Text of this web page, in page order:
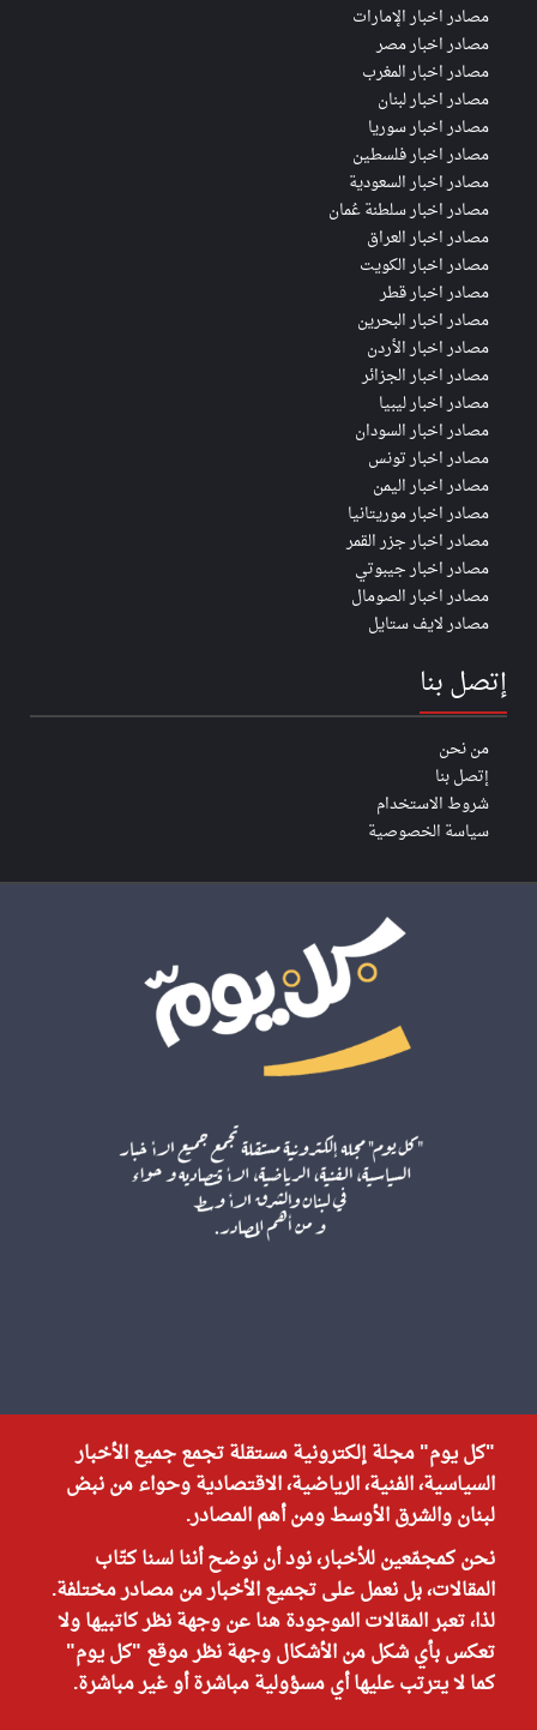
مصادر اخبار الإمارات
مصادر اخبار مصر
مصادر اخبار المغرب
مصادر اخبار لبنان
مصادر اخبار سوريا
مصادر اخبار فلسطين
مصادر اخبار السعودية
مصادر اخبار سلطنة عُمان
مصادر اخبار العراق
مصادر اخبار الكويت
مصادر اخبار قطر
مصادر اخبار البحرين
مصادر اخبار الأردن
مصادر اخبار الجزائر
مصادر اخبار ليبيا
مصادر اخبار السودان
مصادر اخبار تونس
مصادر اخبار اليمن
مصادر اخبار موريتانيا
مصادر اخبار جزر القمر
مصادر اخبار جيبوتي
مصادر اخبار الصومال
مصادر لايف ستايل
إتصل بنا
من نحن
إتصل بنا
شروط الاستخدام
سياسة الخصوصية
"كل يوم" مجلة إلكترونية مستقلة تجمع جميع الأخبار
السياسية، الفنية، الرياضية، الاقتصادية وحواء من نبض
لبنان والشرق الأوسط ومن أهم المصادر.
نحن كمجمّعين للأخبار، نود أن نوضح أننا لسنا كتّاب
المقالات، بل نعمل على تجميع الأخبار من مصادر مختلفة.
لذا، تعبر المقالات الموجودة هنا عن وجهة نظر كاتبيها ولا
تعكس بأي شكل من الأشكال وجهة نظر موقع "كل يوم"
كما لا يترتب عليها أي مسؤولية مباشرة أو غير مباشرة.